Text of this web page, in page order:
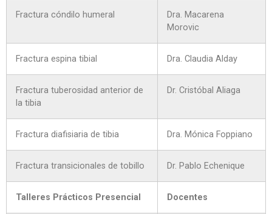
Fractura cóndilo humeral
Dra. Macarena
Morovic
Fractura espina tibial Dra. Claudia Alday
Fractura tuberosidad anterior de
la tibia
Dr. Cristóbal Aliaga
Fractura diafisiaria de tibia Dra. Mónica Foppiano
Fractura transicionales de tobillo Dr. Pablo Echenique
Talleres Prácticos Presencial Docentes